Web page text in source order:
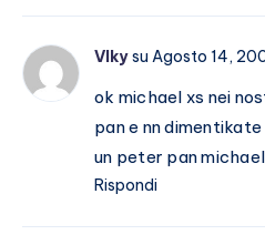
VIkysu Agosto 14,
ok michael xs nei
pan e nn
un peter pan
Rispondi